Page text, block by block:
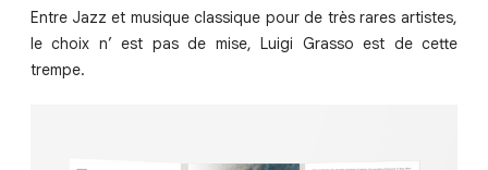
Entre Jazz et musique classique pour de très rares artistes,
le choix n’ est pas de mise, Luigi Grasso est de cette
trempe.